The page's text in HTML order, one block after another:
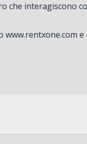
che interagiscono
www.rentxone.com